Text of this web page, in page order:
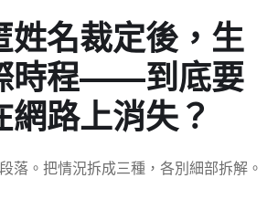
姓名裁定後，生
時程——到底要
網路上消失？
落。把情況拆成三種，各別細部拆解。